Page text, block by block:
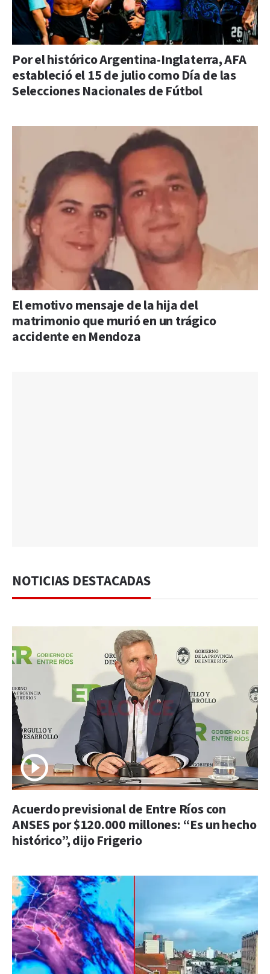
Por el histórico Argentina-Inglaterra, AFA
estableció el 15 de julio como Día de las
Selecciones Nacionales de Fútbol
El emotivo mensaje de la hija del
matrimonio que murió en un trágico
accidente en Mendoza
NOTICIAS DESTACADAS
Acuerdo previsional de Entre Ríos con
ANSES por $120.000 millones: “Es un hecho
histórico”, dijo Frigerio